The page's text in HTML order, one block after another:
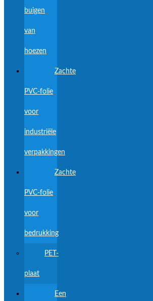
buigen
van
hoezen
Zachte
PVC-folie
voor
industriële
verpakkingen
Zachte
PVC-folie
voor
bedrukking
PET-
plaat
Een